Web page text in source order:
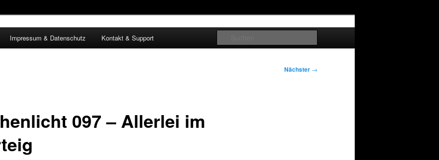
Impressum & Datenschutz Kontakt & Support
Nächster →
097 – Allerlei im